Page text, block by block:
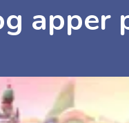
apper